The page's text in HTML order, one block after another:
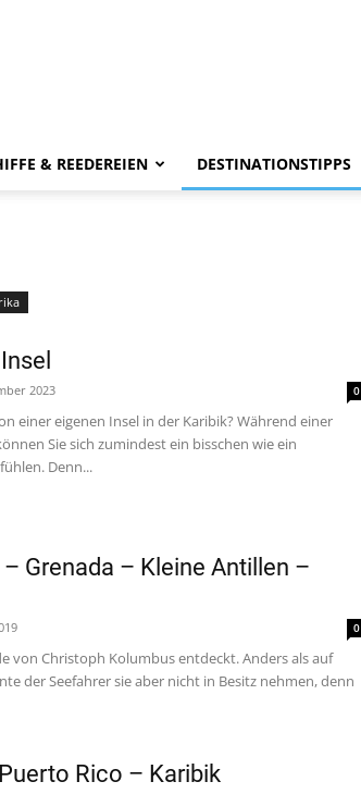
& REEDEREIEN DESTINATIONSTIPPS
2023 0
einer eigenen Insel in der Karibik? Während einer
Sie sich zumindest ein bisschen wie ein
Denn...
– Grenada – Kleine Antillen –
0
von Christoph Kolumbus entdeckt. Anders als auf
der Seefahrer sie aber nicht in Besitz nehmen, denn
Rico – Karibik